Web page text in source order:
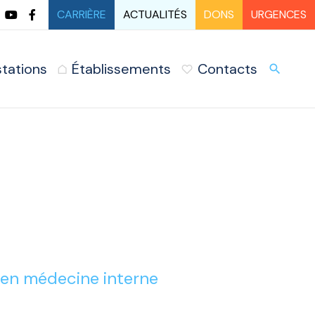
CARRIÈRE ACTUALITÉS DONS URGENCES
Établissements Contacts search
médecine interne